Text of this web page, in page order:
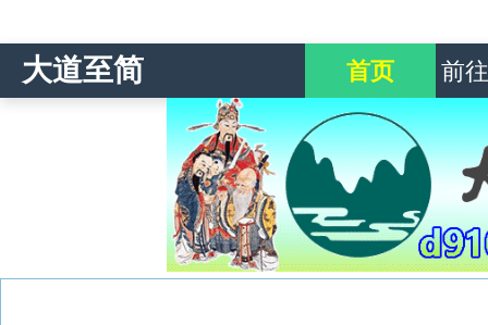
大道至简 首页 前